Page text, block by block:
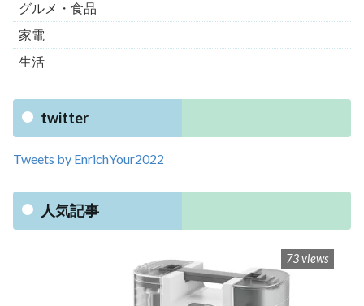
グルメ・食品
家電
生活
twitter
Tweets by EnrichYour2022
人気記事
73 views